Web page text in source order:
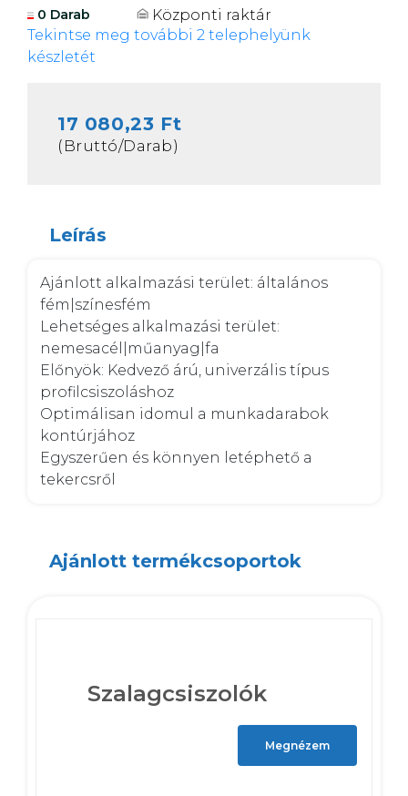
0 Darab
Központi raktár
Tekintse meg további 2 telephelyünk
készletét
17 080,23 Ft
(Bruttó/Darab)
Leírás
Ajánlott alkalmazási terület: általános
fém|színesfém
Lehetséges alkalmazási terület:
nemesacél|műanyag|fa
Előnyök: Kedvező árú, univerzális típus
profilcsiszoláshoz
Optimálisan idomul a munkadarabok
kontúrjához
Egyszerűen és könnyen letéphető a
tekercsről
Ajánlott termékcsoportok
Szalagcsiszolók
Megnézem